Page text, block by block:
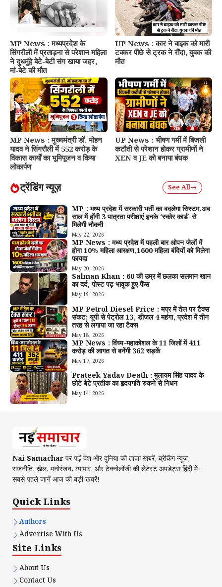
MP News : मध्यप्रदेश के
सिंगरौली में प्रताड़ना से परेशान महिला
ने दुधमुंहे बेटे-बेटी संग खाया जहर,
मां-बेटे की मौत
UP News : कार ने बाइक को मारी
टक्कर पीछे से ट्रक ने रौंदा, युवक की
मौत
MP News : मुख्यमंत्री डॉ. मोहन
यादव ने सिंगरौली में 552 करोड़ के
विकास कार्यों का भूमिपूजन व किया
लोकार्पण
UP News : भीषण गर्मी में बिजली
कटौती से परेशान होकर ग्रामीणों ने
XEN व JE को बनाया बंधक
ट्रेंडिंग न्यूज़ See All
MP : मध्य प्रदेश में सरकारी भर्ती का बदलेगा सिस्टम,अब
साल में होंगी 3 पात्रता परीक्षाएं इनके ‘स्कोर कार्ड’ से
मिलेगी नौकरी
May 22, 2026
MP News : मध्य प्रदेश में पहली बार ओपन जेलों में
होगा 10% महिला आरक्षण,1600 महिला बंदियों को मिलेगा
फायदा
May 20, 2026
Salman Khan : 60 की उम्र में छलका सलमान खान
का दर्द, पोस्ट पढ़ भावुक हुए फैंस
May 19, 2026
MP Petrol Diesel Price : मप्र में तेल पर टैक्स
संकट; यूपी से पेट्रोल ₹13, डीजल ₹4 महंगा, प्रदेश में तीन
तरह से लगाया जा रहा टैक्स
May 18, 2026
MP News : विंध्य-महाकोशल के 11 जिलों में 411
करोड़ की लागत से बनेंगी 362 सड़कें
May 17, 2026
Prateek Yadav Death : मुलायम सिंह यादव के
छोटे बेटे प्रतीक का हृदयगति रुकने से निधन
May 14, 2026
Nai Samacharपर पढ़ें देश और दुनिया की ताजा खबरें, ब्रेकिंग न्यूज़,
राजनीति, खेल, मनोरंजन, व्यापार, और टेक्नोलॉजी की लेटेस्ट अपडेट्स हिंदी में।
सबसे पहले जानें आज की बड़ी खबरें!
Quick Links
Authors
Advertise With Us
Site Links
About Us
Contact Us